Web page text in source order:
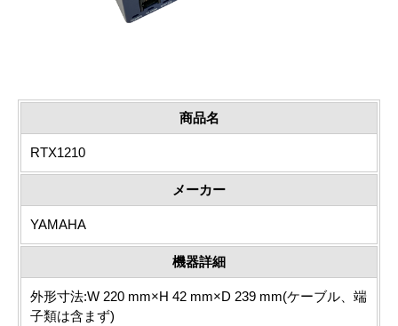
商品名
RTX1210
メーカー
YAMAHA
機器詳細
外形寸法:W 220 mm×H 42 mm×D 239 mm(ケーブル、端
子類は含まず)